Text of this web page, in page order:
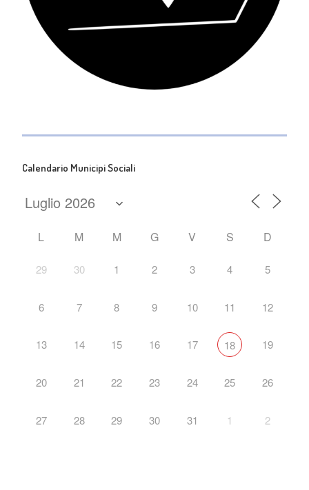
Calendario Municipi Sociali
L M M G V S D
29 30 1 2 3 4 5
6 7 8 9 10 11 12
13 14 15 16 17 18 19
20 21 22 23 24 25 26
27 28 29 30 31 1 2